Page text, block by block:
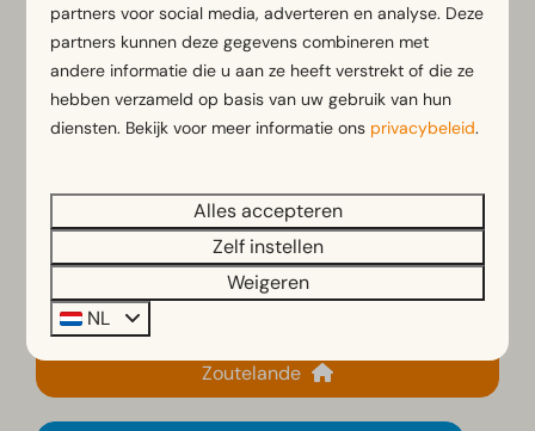
een volledig uitgeruste open keuken. De twee
slaapkamers bieden fijne bedden en voldoende
kastruimte, en de gedeelde badkamer is voorzien
van een wastafel en ruime douche. Buiten wacht een
gemeubileerd terras waar je heerlijk kunt
jehond is welkom: in veel van onze vakantiewoningen
bij Zoutelande mogen maximaal twee huisdieren
mee. Zo beleef je samen een onvergetelijke tijd.
Boek jouw verblijf op ons vakantiepark in
Zoutelande
partners voor social media, adverteren en analyse. Deze
partners kunnen deze gegevens combineren met
andere informatie die u aan ze heeft verstrekt of die ze
hebben verzameld op basis van uw gebruik van hun
diensten. Bekijk voor meer informatie ons privacybeleid.
Alles accepteren
Zelf instellen
Weigeren
NL